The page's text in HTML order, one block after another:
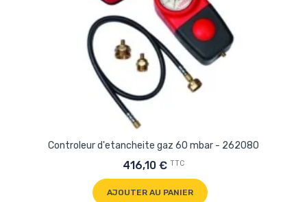
Controleur d'etancheite gaz 60 mbar - 262080
416,10 € TTC
AJOUTER AU PANIER